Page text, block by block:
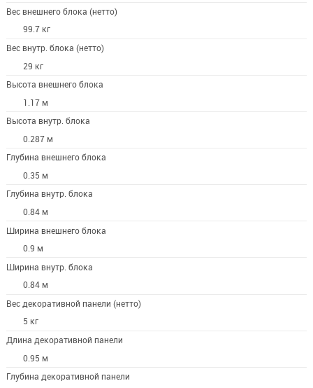
Вес внешнего блока (нетто)
99.7 кг
Вес внутр. блока (нетто)
29 кг
Высота внешнего блока
1.17 м
Высота внутр. блока
0.287 м
Глубина внешнего блока
0.35 м
Глубина внутр. блока
0.84 м
Ширина внешнего блока
0.9 м
Ширина внутр. блока
0.84 м
Вес декоративной панели (нетто)
5 кг
Длина декоративной панели
0.95 м
Глубина декоративной панели